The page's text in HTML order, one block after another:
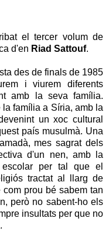
el tercer volum de
d'en Riad Sattouf.
des de finals de 1985
i viurem diferents
amb la seva família.
família a Síria, amb la
un xoc cultural
país musulmà. Una
mes sagrat dels
d'un nen, amb la
per tal que el
tractat al llarg de
prou bé sabem tan
però no sabent-ho els
insultats per que no